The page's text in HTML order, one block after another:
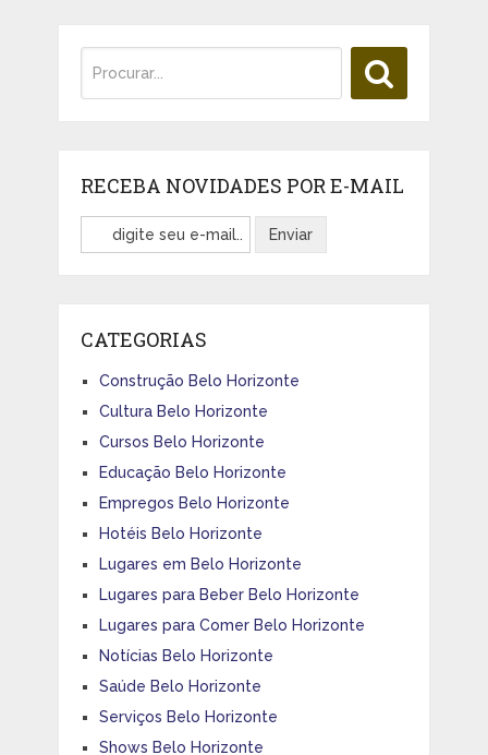
RECEBA NOVIDADES POR E-MAIL
CATEGORIAS
Construção Belo Horizonte
Cultura Belo Horizonte
Cursos Belo Horizonte
Educação Belo Horizonte
Empregos Belo Horizonte
Hotéis Belo Horizonte
Lugares em Belo Horizonte
Lugares para Beber Belo Horizonte
Lugares para Comer Belo Horizonte
Notícias Belo Horizonte
Saúde Belo Horizonte
Serviços Belo Horizonte
Shows Belo Horizonte